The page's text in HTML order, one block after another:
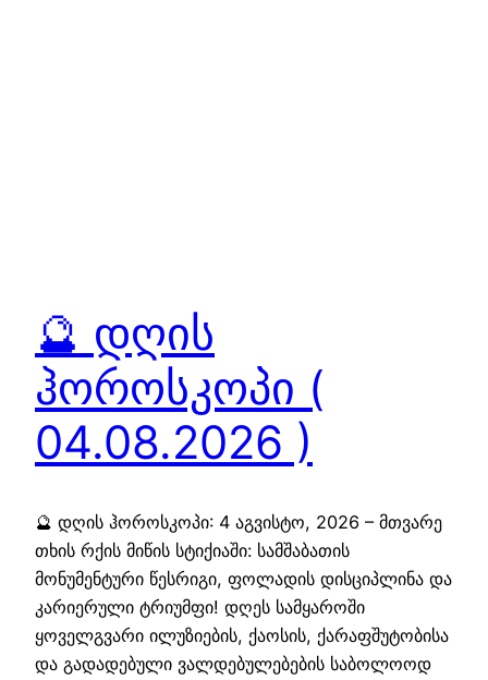
🔮 დღის
ჰოროსკოპი (
04.08.2026 )
🔮 დღის ჰოროსკოპი: 4 აგვისტო, 2026 – მთვარე
თხის რქის მიწის სტიქიაში: სამშაბათის
მონუმენტური წესრიგი, ფოლადის დისციპლინა და
კარიერული ტრიუმფი! დღეს სამყაროში
ყოველგვარი ილუზიების, ქაოსის, ქარაფშუტობისა
და გადადებული ვალდებულებების საბოლოოდ